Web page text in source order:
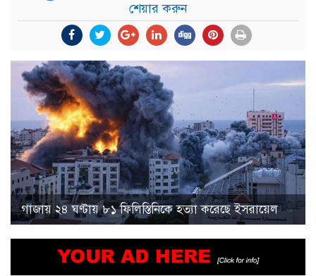
শেয়ার করুন
গাজায় ২৪ ঘণ্টায় ৮১ ফিলিস্তিনিকে হত্যা করেছে ইসরায়েল